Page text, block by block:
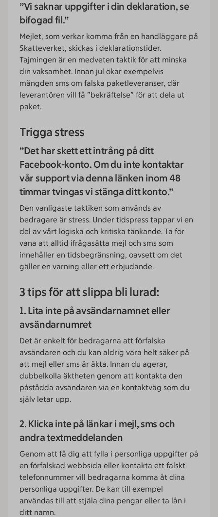
”Vi saknar uppgifter i din deklaration, se
bifogad fil.”
Mejlet, som verkar komma från en handläggare på
Skatteverket, skickas i deklarationstider.
Tajmingen är en medveten taktik för att minska
din vaksamhet. Innan jul ökar exempelvis
mängden sms om falska paketleveranser, där
leverantören vill få ”bekräftelse” för att dela ut
paket.
Trigga stress
”Det har skett ett intrång på ditt
Facebook-konto. Om du inte kontaktar
vår support via denna länken inom 48
timmar tvingas vi stänga ditt konto.”
Den vanligaste taktiken som används av
bedragare är stress. Under tidspress tappar vi en
del av vårt logiska och kritiska tänkande. Ta för
vana att alltid ifrågasätta mejl och sms som
innehåller en tidsbegränsning, oavsett om det
gäller en varning eller ett erbjudande.
3 tips för att slippa bli lurad:
1. Lita inte på avsändarnamnet eller
avsändarnumret
Det är enkelt för bedragarna att förfalska
avsändaren och du kan aldrig vara helt säker på
att mejl eller sms är äkta. Innan du agerar,
dubbelkolla äktheten genom att kontakta den
påstådda avsändaren via en kontaktväg som du
själv letar upp.
2. Klicka inte på länkar i mejl, sms och
andra textmeddelanden
Genom att få dig att fylla i personliga uppgifter på
en förfalskad webbsida eller kontakta ett falskt
telefonnummer vill bedragarna komma åt dina
personliga uppgifter. De kan till exempel
användas till att stjäla dina pengar eller ta lån i
ditt namn.